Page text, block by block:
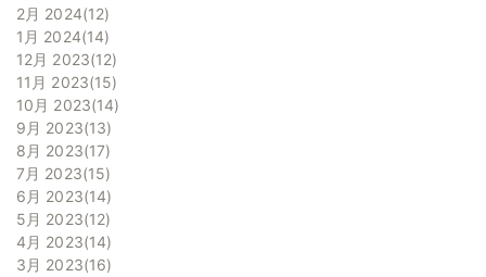
2月 2024 12
1月 2024 14
12月 2023 12
11月 2023 15
10月 2023 14
9月 2023 13
8月 2023 17
7月 2023 15
6月 2023 14
5月 2023 12
4月 2023 14
3月 2023 16